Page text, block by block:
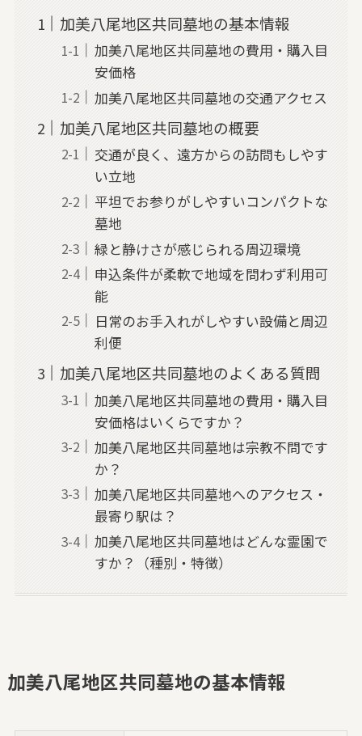
加美八尾地区共同墓地の基本情報
加美八尾地区共同墓地の費用・購入目
安価格
加美八尾地区共同墓地の交通アクセス
加美八尾地区共同墓地の概要
交通が良く、遠方からの訪問もしやす
い立地
平坦でお参りがしやすいコンパクトな
墓地
緑と静けさが感じられる周辺環境
申込条件が柔軟で地域を問わず利用可
能
日常のお手入れがしやすい設備と周辺
利便
加美八尾地区共同墓地のよくある質問
加美八尾地区共同墓地の費用・購入目
安価格はいくらですか？
加美八尾地区共同墓地は宗教不問です
か？
加美八尾地区共同墓地へのアクセス・
最寄り駅は？
加美八尾地区共同墓地はどんな霊園で
すか？（種別・特徴）
加美八尾地区共同墓地の基本情報